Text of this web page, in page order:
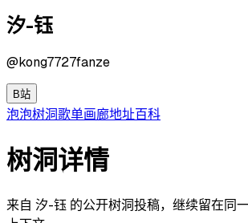
汐-钰
@kong7727fanze
B站
泡泡树洞歌单画廊地址百科
树洞详情
来自 汐-钰 的公开树洞投稿，继续留在同